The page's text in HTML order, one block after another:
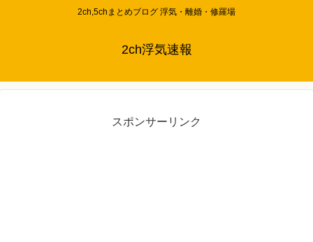
2ch,5chまとめブログ 浮気・離婚・修羅場
2ch浮気速報
スポンサーリンク